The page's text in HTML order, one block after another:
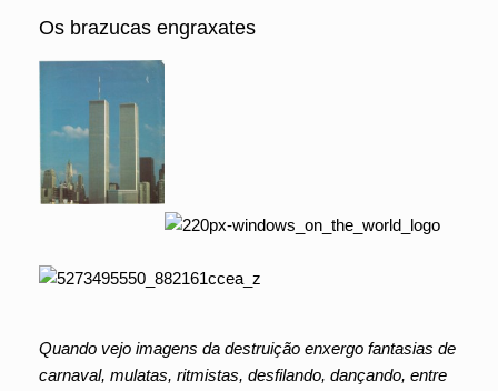
Os brazucas engraxates
Quando vejo imagens da destruição enxergo fantasias de
carnaval, mulatas, ritmistas, desfilando, dançando, entre